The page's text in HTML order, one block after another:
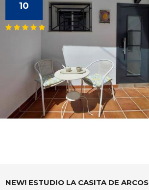
10
NEW! ESTUDIO LA CASITA DE ARCOS